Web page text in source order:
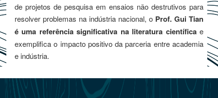
de projetos de pesquisa em ensaios não destrutivos para
resolver problemas na indústria nacional, o Prof. Gui Tian
é uma referência significativa na literatura científicae
exemplifica o impacto positivo da parceria entre academia
e indústria.